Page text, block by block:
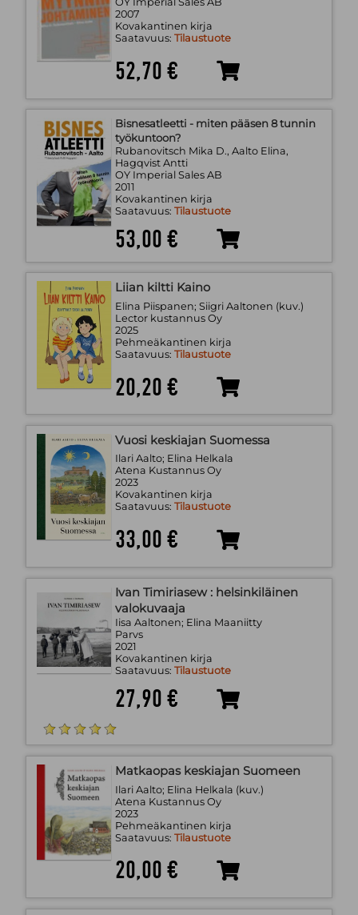
2007
Kovakantinen kirja
Saatavuus: Tilaustuote
52,70 €
Bisnesatleetti - miten pääsen 8 tunnin
työkuntoon?
Rubanovitsch Mika D., Aalto Elina,
Hagqvist Antti
OY Imperial Sales AB
2011
Kovakantinen kirja
Saatavuus: Tilaustuote
53,00 €
Liian kiltti Kaino
Elina Piispanen; Siigri Aaltonen (kuv.)
Lector kustannus Oy
2025
Pehmeäkantinen kirja
Saatavuus: Tilaustuote
20,20 €
Vuosi keskiajan Suomessa
Ilari Aalto; Elina Helkala
Atena Kustannus Oy
2023
Kovakantinen kirja
Saatavuus: Tilaustuote
33,00 €
Ivan Timiriasew : helsinkiläinen
valokuvaaja
Iisa Aaltonen; Elina Maaniitty
Parvs
2021
Kovakantinen kirja
Saatavuus: Tilaustuote
27,90 €
Matkaopas keskiajan Suomeen
Ilari Aalto; Elina Helkala (kuv.)
Atena Kustannus Oy
2023
Pehmeäkantinen kirja
Saatavuus: Tilaustuote
20,00 €